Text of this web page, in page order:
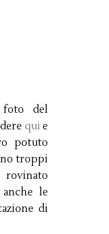
foto del
qui e
potuto
troppi
le
di